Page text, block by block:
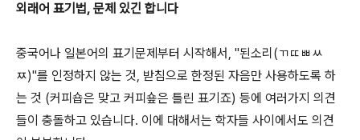
외래어 표기법, 문제 있긴 합니다
중국어나 일본어의 표기문제부터 시작해서, "된소리(ㄲㄸㅃㅆ
ㅉ)"를 인정하지 않는 것, 받침으로 한정된 자음만 사용하도록 하
는 것 (커피숍은 맞고 커피숖은 틀린 표기죠) 등에 여러가지 의견
들이 충돌하고 있습니다. 이에 대해서는 학자들 사이에서도 의견